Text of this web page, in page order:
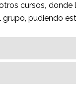
cursos,
grupo, pudiendo